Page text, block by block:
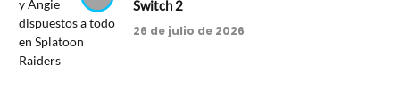
Switch 2
26 de julio de 2026